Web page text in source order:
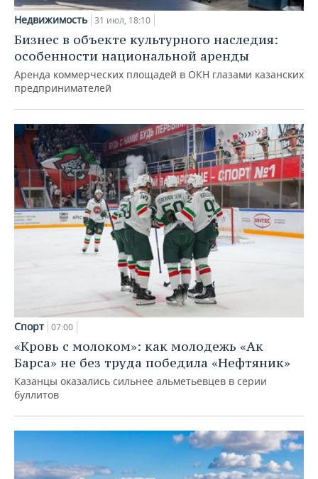
Недвижимость 31 июл, 18:10
Бизнес в объекте культурного наследия:
особенности национальной аренды
Аренда коммерческих площадей в ОКН глазами казанских
предпринимателей
Спорт 07:00
«Кровь с молоком»: как молодежь «Ак
Барса» не без труда победила «Нефтяник»
Казанцы оказались сильнее альметьевцев в серии
буллитов